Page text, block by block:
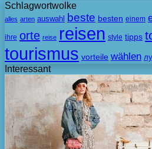
Schlagwortwolke
alles arten auswahl beste besten einem
ihre orte reise reisen style tipps
tourismus vorteile wählen
Interessant